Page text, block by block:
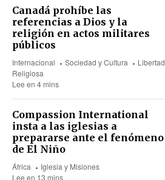
Canadá prohíbe las
referencias a Dios y la
religión en actos militares
públicos
Internacional Sociedad y Cultura
Libertad
Religiosa
Lee en 4 mins
Compassion International
insta a las iglesias a
prepararse ante el fenómeno
de El Niño
África
Iglesia y Misiones
Lee en 13 mins